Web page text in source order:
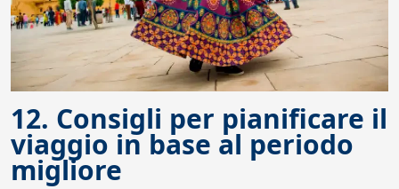
12. Consigli per pianificare il
viaggio in base al periodo
migliore